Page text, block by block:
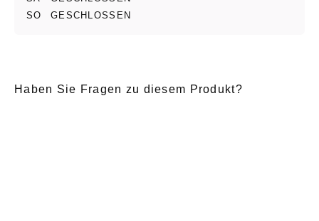
SO
GESCHLOSSEN
Haben Sie Fragen zu diesem Produkt?